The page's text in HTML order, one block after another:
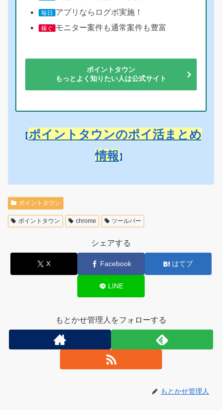
毎日 アプリならログボ実施！
稼ぐ モニター案件も通常案件も豊富
ポイントタウン
もっとよく知りたい人は公式サイト
【ポイントタウンのポイ活まとめ
情報 】
ポイントタウン
ポイントタウン chrome ツールバー
シェアする
X Facebook はてブ
LINE
もとかせ管理人をフォローする
もとかせ管理人